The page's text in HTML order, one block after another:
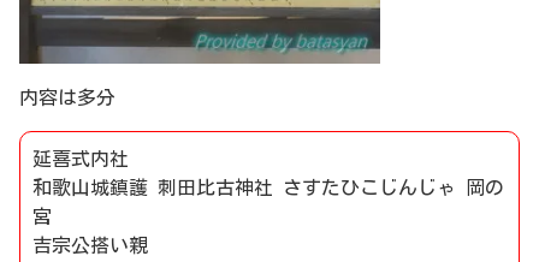
内容は多分
延喜式内社
和歌山城鎮護 刺田比古神社 さすたひこじんじゃ 岡の
宮
吉宗公搭い親